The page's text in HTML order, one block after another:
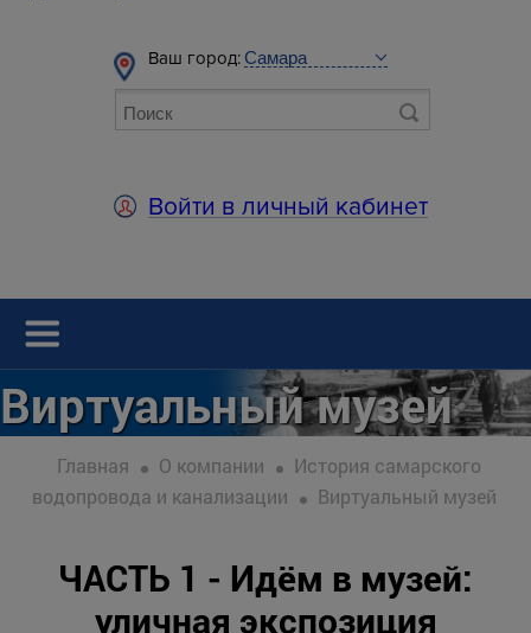
Ваш город:
Войти в личный кабинет
Виртуальный музей
Главная О компании
История самарского
водопровода и канализации
Виртуальный музей
ЧАСТЬ 1 - Идём в музей:
уличная экспозиция